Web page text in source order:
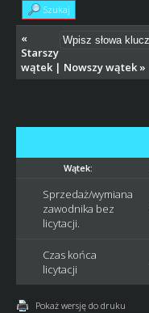
Szukaj
«
Starszy
wątek| Nowszy wątek»
Wątek:
Sprzedaż/wymiana
zawodnika bez
licytacji.
Czas końca
licytacji
Pokaż wersję do druku